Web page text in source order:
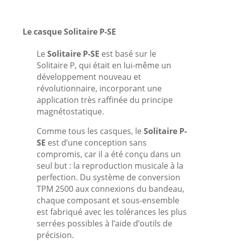
Le casque Solitaire P-SE
LeSolitaire P-SE est basé sur le
Solitaire P, qui était en lui-même un
développement nouveau et
révolutionnaire, incorporant une
application très raffinée du principe
magnétostatique.
Comme tous les casques, leSolitaire P-
SE est d’une conception sans
compromis, car il a été conçu dans un
seul but : la reproduction musicale à la
perfection. Du système de conversion
TPM 2500 aux connexions du bandeau,
chaque composant et sous-ensemble
est fabriqué avec les tolérances les plus
serrées possibles à l’aide d’outils de
précision.